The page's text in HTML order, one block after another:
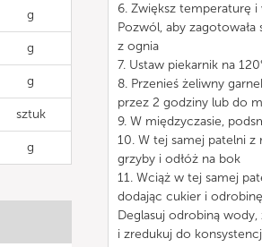
g
g
g
sztuk
g
6. Zwiększ temperaturę
Pozwól, aby
z ognia
7. Ustaw piekarnik na
8. Przenieś żeliwny
przez 2 godziny lub do
9. W międzyczasie,
10. W tej samej patelni z
grzyby i odłóż na bok
11. Wciąż w tej samej
dodając cukier i
Deglasuj odrobiną
i zredukuj do